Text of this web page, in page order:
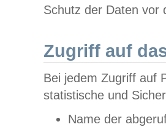
Schutz der Daten vor
Zugriff auf
Bei jedem Zugriff auf
statistische und
Name der